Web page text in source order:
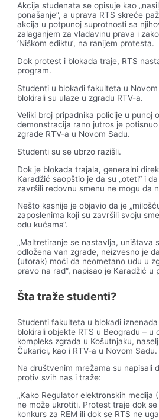
Akcija studenata se opisuje kao
ponašanje“, a uprava RTS skreće
akcija u potpunoj suprotnosti sa
zalaganjem za vladavinu prava i
‘Niškom ediktu’, na ranijem protesta.
Dok protest i blokada traje, RTS
program.
Studenti u blokadi fakulteta u
blokirali su ulaze u zgradu RTV-a.
Veliki broj pripadnika policije u punoj
demonstracija rano jutros je
zgrade RTV-a u Novom Sadu.
Studenti su se ubrzo razišli.
Dok je blokada trajala, generalni
Karadžić saopštio je da su „oteti“ i
završili redovnu smenu ne mogu da
Nešto kasnije je objavio da je
zaposlenima koji su završili svoju
odu kućama“.
„Maltretiranje se nastavlja, uništava
odložena van zgrade, neizvesno je
(utorak) moći da neometano uđu u
pravo na rad“, napisao je Karadžić u
Šta traže studenti?
Studenti fakulteta u blokadi
blokirali objekte RTS u Beogradu – u
kompleks zgrada u Košutnjaku,
Čukarici, kao i RTV-a u Novom Sadu.
Na društvenim mrežama su napisali
protiv svih nas i traže:
„Kako Regulator elektronskih medija
ne može ukrotiti. Protest traje dok
konkurs za REM ili dok se RTS ne